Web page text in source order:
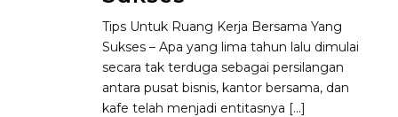
Tips Untuk Ruang Kerja Bersama Yang
Sukses – Apa yang lima tahun lalu dimulai
secara tak terduga sebagai persilangan
antara pusat bisnis, kantor bersama, dan
kafe telah menjadi entitasnya [...]